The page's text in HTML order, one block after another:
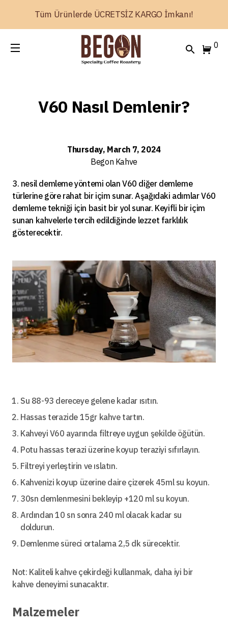
Tüm Ürünlerde ÜCRETSİZ KARGO İmkanı!
0
V60 Nasıl Demlenir?
Thursday, March 7, 2024
Begon Kahve
3. nesil demleme yöntemi olan V60 diğer demleme
türlerine göre rahat bir içim sunar. Aşağıdaki adımlar V60
demleme tekniği için basit bir yol sunar. Keyifli bir içim
sunan kahvelerle tercih edildiğinde lezzet farklılık
gösterecektir.
Su 88-93 dereceye gelene kadar ısıtın.
Hassas terazide 15gr kahve tartın.
Kahveyi V60 ayarında filtreye uygun şekilde öğütün.
Potu hassas terazi üzerine koyup teraziyi sıfırlayın.
Filtreyi yerleştirin ve ıslatın.
Kahvenizi koyup üzerine daire çizerek 45ml su koyun.
30sn demlenmesini bekleyip +120 ml su koyun.
Ardından 10 sn sonra 240 ml olacak kadar su
doldurun.
Demlenme süreci ortalama 2,5 dk sürecektir.
Not: Kaliteli kahve çekirdeği kullanmak, daha iyi bir
kahve deneyimi sunacaktır.
Malzemeler